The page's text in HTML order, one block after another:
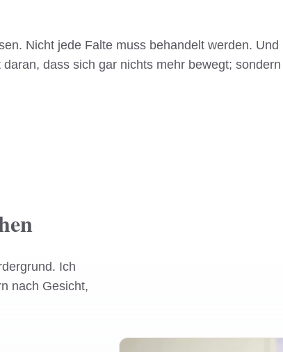
Nicht jede Falte muss behandelt werden.
dass sich gar nichts mehr bewegt;
Ich
nach Gesicht,